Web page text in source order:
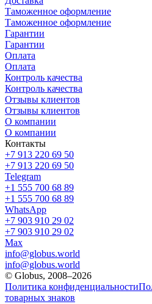
Таможенное оформление
Таможенное оформление
Гарантии
Гарантии
Оплата
Оплата
Контроль качества
Контроль качества
Отзывы клиентов
Отзывы клиентов
О компании
О компании
Контакты
+7 913 220 69 50
+7 913 220 69 50
Telegram
+1 555 700 68 89
+1 555 700 68 89
WhatsApp
+7 903 910 29 02
+7 903 910 29 02
Max
info@globus.world
info@globus.world
© Globus, 2008–2026
Политика конфиденциальности
товарных знаков